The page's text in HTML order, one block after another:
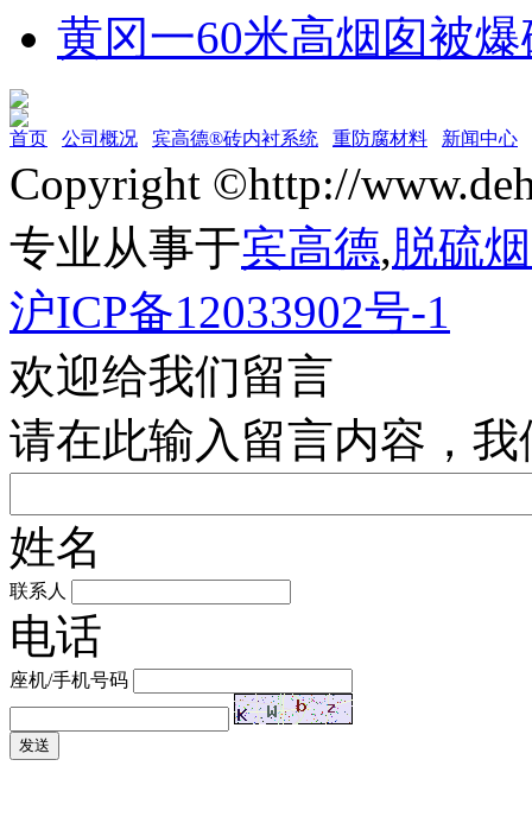
黄冈一60米高烟囱被爆
首页 公司概况 宾高德®砖内衬系统 重防腐材料 新闻中心
Copyright ©http://
专业从事于宾高德,脱硫
沪ICP备12033902号-1
欢迎给我们留言
请在此输入留言内容，
姓名
联系人
电话
座机/手机号码